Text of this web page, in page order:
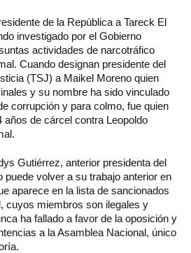
de la República a Tareck El
investigado por el Gobierno
actividades de narcotráfico
Cuando designan presidente del
(TSJ) a Maikel Moreno quien
y su nombre ha sido vinculado
corrupción y para colmo, fue quien
años de cárcel contra Leopoldo
Gutiérrez, anterior presidenta del
puede volver a su trabajo anterior en
aparece en la lista de sancionados
cuyos miembros son ilegales y
ha fallado a favor de la oposición y
a la Asamblea Nacional, único